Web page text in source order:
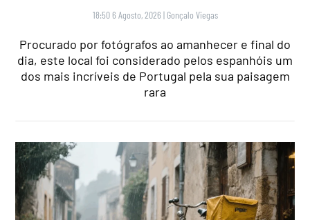
18:50 6 Agosto, 2026 | Gonçalo Viegas
Procurado por fotógrafos ao amanhecer e final do
dia, este local foi considerado pelos espanhóis um
dos mais incríveis de Portugal pela sua paisagem
rara